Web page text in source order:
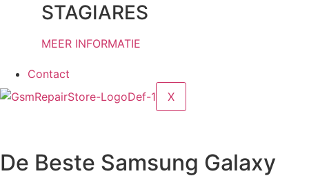
STAGIARES
MEER INFORMATIE
Contact
X
De Beste Samsung Galaxy